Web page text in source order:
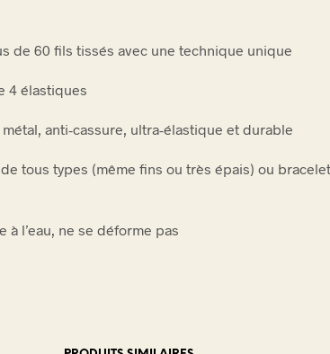
de 60 fils tissés avec une technique unique
4 élastiques
anti-cassure, ultra-élastique et durable
tous types (même fins ou très épais) ou
à l’eau, ne se déforme pas